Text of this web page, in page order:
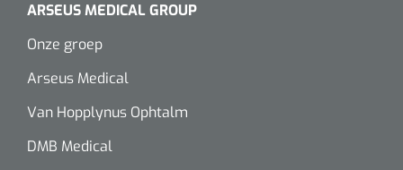
ARSEUS MEDICAL GROUP
Onze groep
Arseus Medical
Van Hopplynus Ophtalm
DMB Medical